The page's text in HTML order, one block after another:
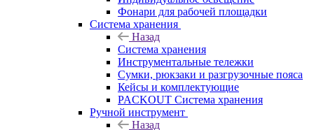
Фонари для рабочей площадки
Система хранения
Назад
Система хранения
Инструментальные тележки
Сумки, рюкзаки и разгрузочные пояса
Кейсы и комплектующие
PACKOUT Система хранения
Ручной инструмент
Назад